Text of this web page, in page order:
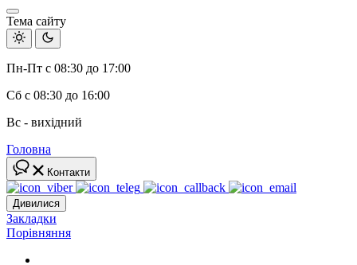
Тема сайту
Пн-Пт с 08:30 до 17:00
Сб с 08:30 до 16:00
Вс - вихідний
Головна
Контакти
Дивилися
Закладки
Порівняння